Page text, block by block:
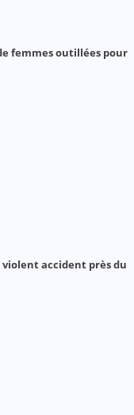
femmes outillées pour
accident près du